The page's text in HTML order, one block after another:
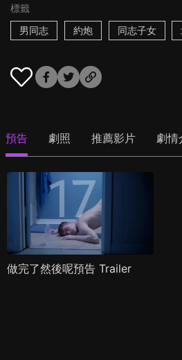
標籤
男同志
約炮 同志子女
預告 劇照 推薦影片 劇情
做完了然後呢預告 Trailer